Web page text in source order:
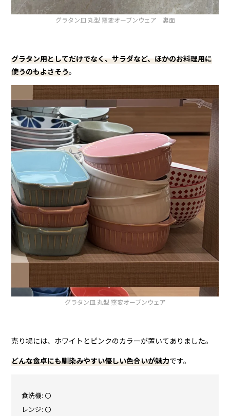
グラタン皿 丸型 窯変オーブンウェア 裏面
グラタン用としてだけでなく、サラダなど、ほかのお料理用に
使うのもよさそう。
グラタン皿 丸型 窯変オーブンウェア
売り場には、ホワイトとピンクのカラーが置いてありました。
どんな食卓にも馴染みやすい優しい色合いが魅力です。
食洗機: 〇
レンジ: 〇